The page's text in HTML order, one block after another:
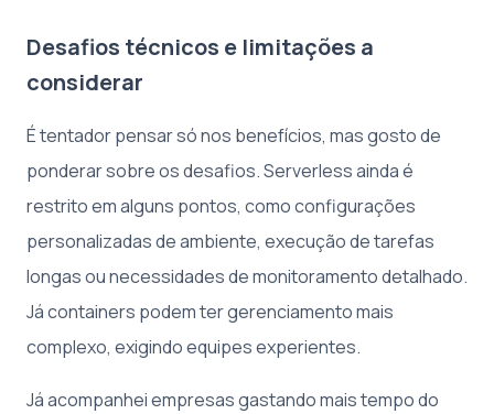
Desafios técnicos e limitações a
considerar
É tentador pensar só nos benefícios, mas gosto de
ponderar sobre os desafios. Serverless ainda é
restrito em alguns pontos, como configurações
personalizadas de ambiente, execução de tarefas
longas ou necessidades de monitoramento detalhado.
Já containers podem ter gerenciamento mais
complexo, exigindo equipes experientes.
Já acompanhei empresas gastando mais tempo do